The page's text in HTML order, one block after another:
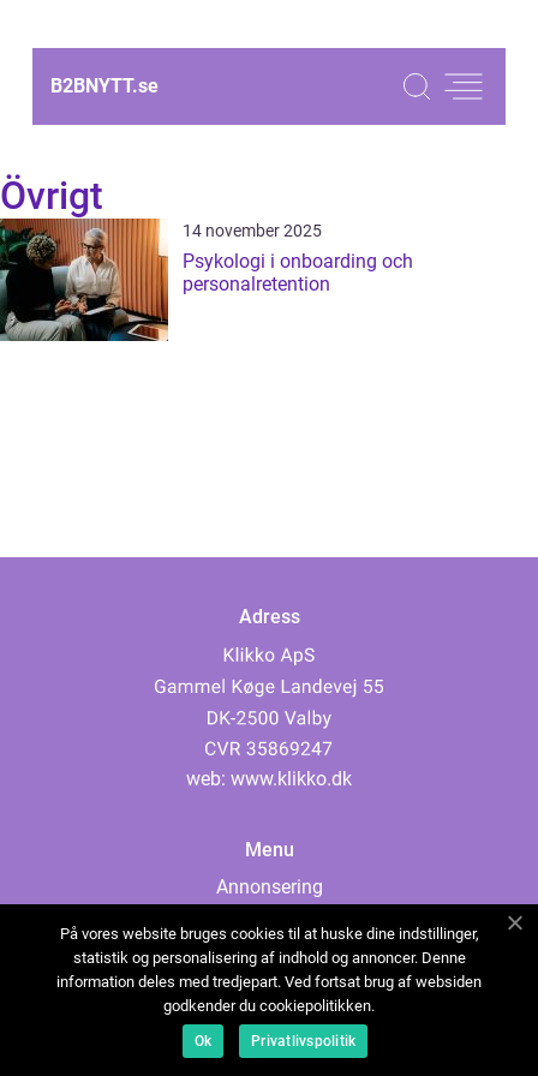
B2BNYTT.se
Övrigt
14 november 2025
Psykologi i onboarding och
personalretention
Adress
web: www.klikko.dk
Menu
Annonsering
Cookies
Kontakta oss
Sitemap
På vores website bruges cookies til at huske dine indstillinger,
statistik og personalisering af indhold og annoncer. Denne
information deles med tredjepart. Ved fortsat brug af websiden
godkender du cookiepolitikken.
Ok Privatlivspolitik